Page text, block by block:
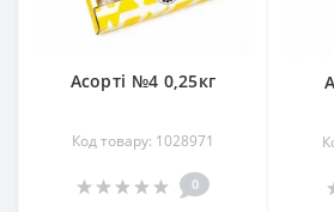
Асорті №4 0,25кг
Код товару: 1028971
0